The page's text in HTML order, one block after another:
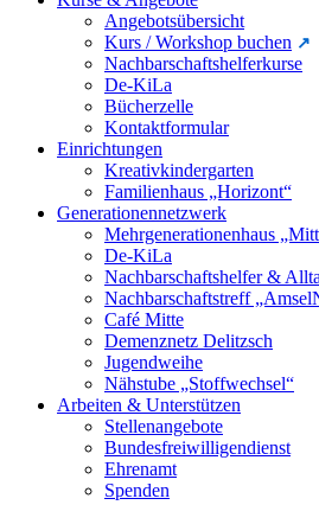
Angebotsübersicht
Kurs / Workshop buchen
Nachbarschaftshelferkurse
De-KiLa
Bücherzelle
Kontaktformular
Einrichtungen
Kreativkindergarten
Familienhaus „Horizont“
Generationennetzwerk
Mehrgenerationenhaus
De-KiLa
Nachbarschaftshelfer &
Nachbarschaftstreff
Café Mitte
Demenznetz Delitzsch
Jugendweihe
Nähstube „Stoffwechsel“
Arbeiten & Unterstützen
Stellenangebote
Bundesfreiwilligendienst
Ehrenamt
Spenden